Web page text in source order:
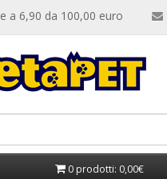
a 6,90 da 100,00 euro
0 prodotti: 0,00€